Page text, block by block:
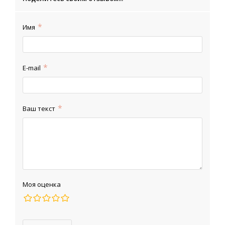
Имя
E-mail
Ваш текст
Моя оценка